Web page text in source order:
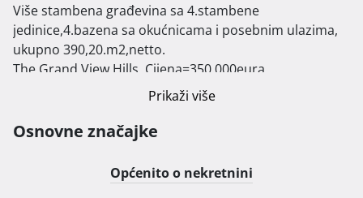
Više stambena građevina sa 4.stambene
jedinice,4.bazena sa okućnicama i posebnim ulazima,
ukupno 390,20.m2,netto.
The Grand View Hills, Cijena=350.000eura.
2.)Pola projekta(1/2-zemljišta ,strana prema Crikvenici,
Cijena=200.000eura.
Uključeno plaćene komunalije, projektna
dokumentacija, iskopi...
Pravomoćna građevinska dozvola, koja uključuje
Prikaži više
Osnovne značajke
Općenito o nekretnini